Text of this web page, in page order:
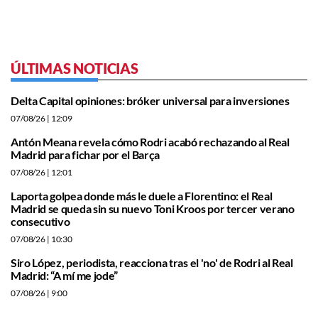
ÚLTIMAS NOTICIAS
Delta Capital opiniones: bróker universal para inversiones
07/08/26 | 12:09
Antón Meana revela cómo Rodri acabó rechazando al Real
Madrid para fichar por el Barça
07/08/26 | 12:01
Laporta golpea donde más le duele a Florentino: el Real
Madrid se queda sin su nuevo Toni Kroos por tercer verano
consecutivo
07/08/26 | 10:30
Siro López, periodista, reacciona tras el 'no' de Rodri al Real
Madrid: “A mí me jode”
07/08/26 | 9:00